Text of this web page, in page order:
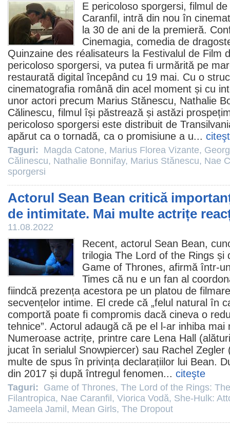
E pericoloso sporgersi, filmul de
Caranfil , intră din nou în
la 30 de ani de la premieră.
Cinemagia, comedia de
Quinzaine des réalisateurs la Festivalul de Film
pericoloso sporgersi, va putea fi urmărită pe
restaurată digital începând cu 19 mai. Cu o
cinematografia română din acel moment și cu
unor actori precum Marius Stănescu, Nathalie
Călinescu, filmul își păstrează și astăzi
pericoloso sporgersi este distribuit de
apărut ca o tornadă, ca o promisiune a u...
Taguri: Magda Catone, Marius Florea Vizante,
Călinescu, Nathalie Bonnifay, Marius Stănescu, Nae
sporgersi
Actorul Sean Bean critică
de intimitate. Mai multe actrițe
11.08.2022
Recent, actorul Sean Bean,
trilogia The Lord of the Rings și
Game of Thrones, afirmă într-
Times că nu e un fan al
fiindcă prezența acestora pe un platou de
secvențelor intime. El crede că „felul natural în
comportă poate fi compromis dacă cineva o
tehnice”. Actorul adaugă că pe el l-ar inhiba
Numeroase actrițe, printre care Lena Hall
jucat în serialul Snowpiercer) sau Rachel Zegler
multe de spus în privința declarațiilor lui Bean.
din 2017 și după întregul fenomen... citeşte
Taguri: Game of Thrones, The Lord of the Rings:
Filantropica, Nae Caranfil , Viorica Vodă, She-Hulk:
Jameela Jamil , Mean Girls, The Dropout